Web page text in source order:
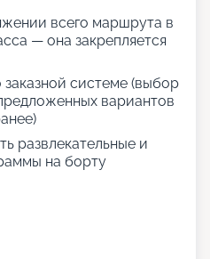
всего маршрута в
— она закрепляется
системе (выбор
вариантов
развлекательные и
на борту